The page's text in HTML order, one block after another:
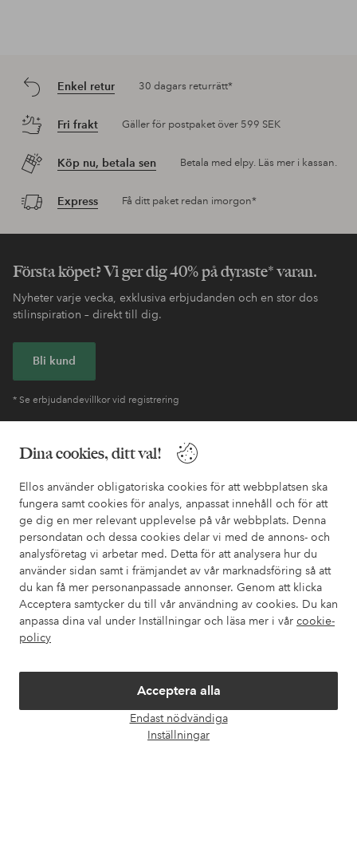
Dina cookies, ditt val!
Ellos använder obligatoriska cookies för att webbplatsen ska
fungera samt cookies för analys, anpassat innehåll och för att
ge dig en mer relevant upplevelse på vår webbplats. Denna
persondatan och dessa cookies delar vi med de annons- och
analysföretag vi arbetar med. Detta för att analysera hur du
använder sidan samt i främjandet av vår marknadsföring så att
du kan få mer personanpassade annonser. Genom att klicka
Acceptera samtycker du till vår användning av cookies. Du kan
anpassa dina val under Inställningar och läsa mer i vår cookie-
policy
Acceptera alla
Endast nödvändiga
Inställningar
Enkel retur 30 dagars returrätt*
Fri frakt Gäller för postpaket över 599 SEK
Köp nu, betala sen Betala med elpy. Läs mer i kassan.
Express Få ditt paket redan imorgon*
Första köpet? Vi ger dig 40% på dyraste* varan.
Nyheter varje vecka, exklusiva erbjudanden och en stor dos
stilinspiration – direkt till dig.
Bli kund
* Se erbjudandevillkor vid registrering
Behöver du hjälp?
I vår FAQ hittar du svaren på de vanligaste frågorna. Här finns
också information om hur du enklast kontaktar oss.
Kundservice Beställning Betalsätt
Mina sidor